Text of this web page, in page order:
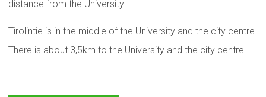
distance from the University.
Tirolintie is in the middle of the University and the city centre.
There is about 3,5km to the University and the city centre.